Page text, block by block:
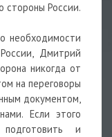
стороны России.
необходимости
Дмитрий
никогда от
на переговоры
документом,
Если этого
и